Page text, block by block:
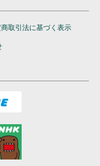
取引法に基づく表示